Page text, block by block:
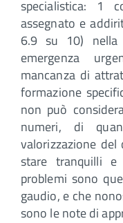
specialistica: 1
assegnato e
6.9 su 10) nella
emergenza
mancanza di
formazione
non può
numeri, di
valorizzazione del
stare tranquilli
problemi sono
gaudio, e che
sono le note di